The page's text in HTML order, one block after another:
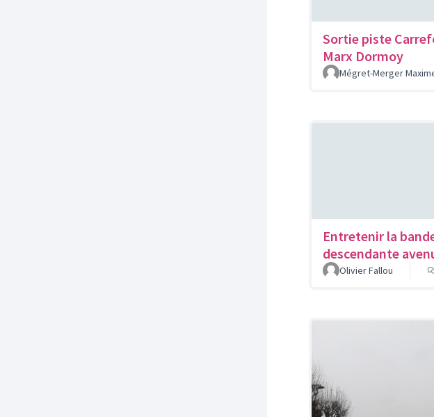
Sortie piste
Marx Dormoy
Mégret-Merger
Entretenir la
descendante
Olivier Fallou